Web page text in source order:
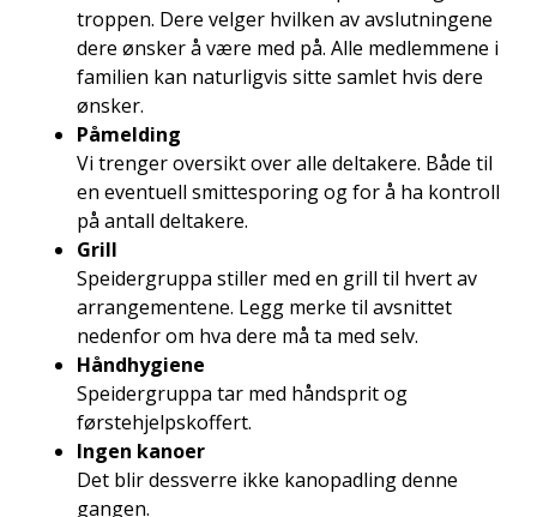
troppen. Dere velger hvilken av avslutningene
dere ønsker å være med på. Alle medlemmene i
familien kan naturligvis sitte samlet hvis dere
ønsker.
Påmelding
Vi trenger oversikt over alle deltakere. Både til
en eventuell smittesporing og for å ha kontroll
på antall deltakere.
Grill
Speidergruppa stiller med en grill til hvert av
arrangementene. Legg merke til avsnittet
nedenfor om hva dere må ta med selv.
Håndhygiene
Speidergruppa tar med håndsprit og
førstehjelpskoffert.
Ingen kanoer
Det blir dessverre ikke kanopadling denne
gangen.